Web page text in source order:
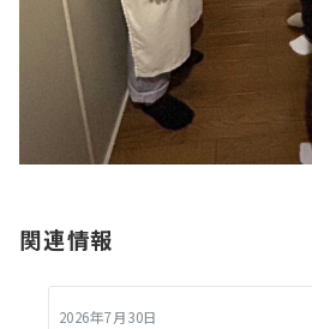
関連情報
2026年7月30日